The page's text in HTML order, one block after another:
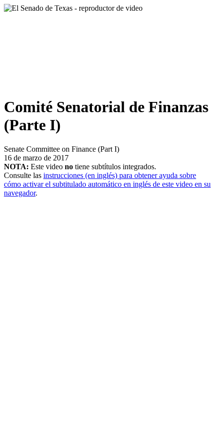
Comité Senatorial de Finanzas
(Parte I)
Senate Committee on Finance (Part I)
16 de marzo de 2017
NOTA: Este video no tiene subtítulos integrados.
Consulte las instrucciones (en inglés) para obtener ayuda sobre
cómo activar el subtitulado automático en inglés de este video en su
navegador.